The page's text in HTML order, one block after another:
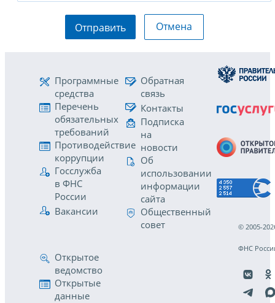
Отправить Отмена
Программные
средства
Перечень
обязательных
требований
Противодействие
коррупции
Госслужба
в ФНС
России
Вакансии
Обратная
связь
Контакты
Подписка
на
новости
Об
использовании
информации
сайта
Общественный
совет
Открытое
ведомство
Открытые
данные
© 2005-
ФНС